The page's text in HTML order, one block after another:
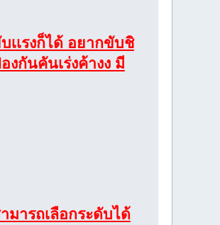
เเรงก็ได้ อยากขับชิ
กันคันเร่งค้างง มี
มารถเลือกระดับได้